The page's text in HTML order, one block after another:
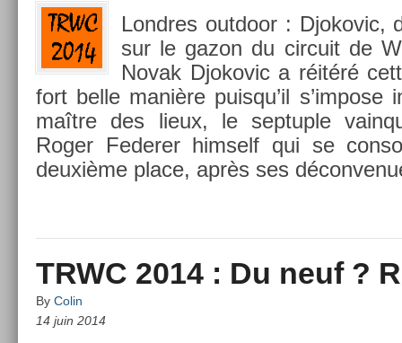
Londres out­door : Djokovic,
sur le gazon du cir­cuit de
Novak Djokovic a réitéré
fort belle manière puis­qu’il s’im­pose
maître des lieux, le sep­tu­ple
Roger Feder­er him­self qui se
deuxième place, après ses
TRWC 2014 : Du neuf ?
By Colin
14 juin 2014